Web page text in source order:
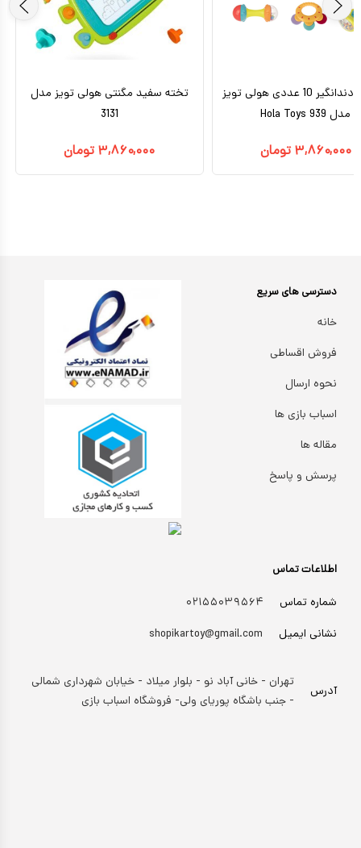
تخته سفید مگنتی هولی تویز مدل
3131
۳,۸۶۰,۰۰۰تومان
جغجغه دندانگیر 10 عددی هولی تویز
مدل 939 Hola Toys
۳,۸۶۰,۰۰۰ تومان
اطلاعات تماس
شماره تماس
۰۲۱۵۵۰۳۹۵۶۴
نشانی ایمیل
shopikartoy@gmail.com
آدرس
تهران - خانی آباد نو - بلوار میلاد - خیابان شهرداری شمالی
- جنب باشگاه پوریای ولی- فروشگاه اسباب بازی
دسترسی های سریع
خانه
فروش اقساطی
نحوه ارسال
اسباب بازی ها
مقاله ها
پرسش و پاسخ